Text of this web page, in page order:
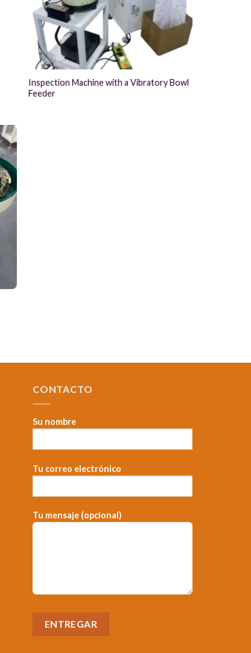
Inspection Machine with a Vibratory Bowl
Feeder
CONTACTO
Su nombre
Tu correo electrónico
Tu mensaje (opcional)